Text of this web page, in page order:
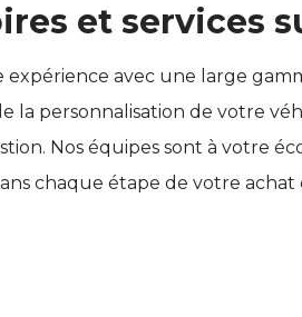
et services
avec une large
la personnalisation de votre
Nos équipes sont à votre
chaque étape de votre